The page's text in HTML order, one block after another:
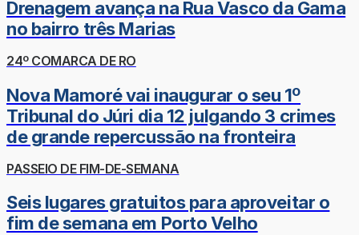
Drenagem avança na Rua Vasco da Gama
no bairro três Marias
24º COMARCA DE RO
Nova Mamoré vai inaugurar o seu 1º
Tribunal do Júri dia 12 julgando 3 crimes
de grande repercussão na fronteira
PASSEIO DE FIM-DE-SEMANA
Seis lugares gratuitos para aproveitar o
fim de semana em Porto Velho